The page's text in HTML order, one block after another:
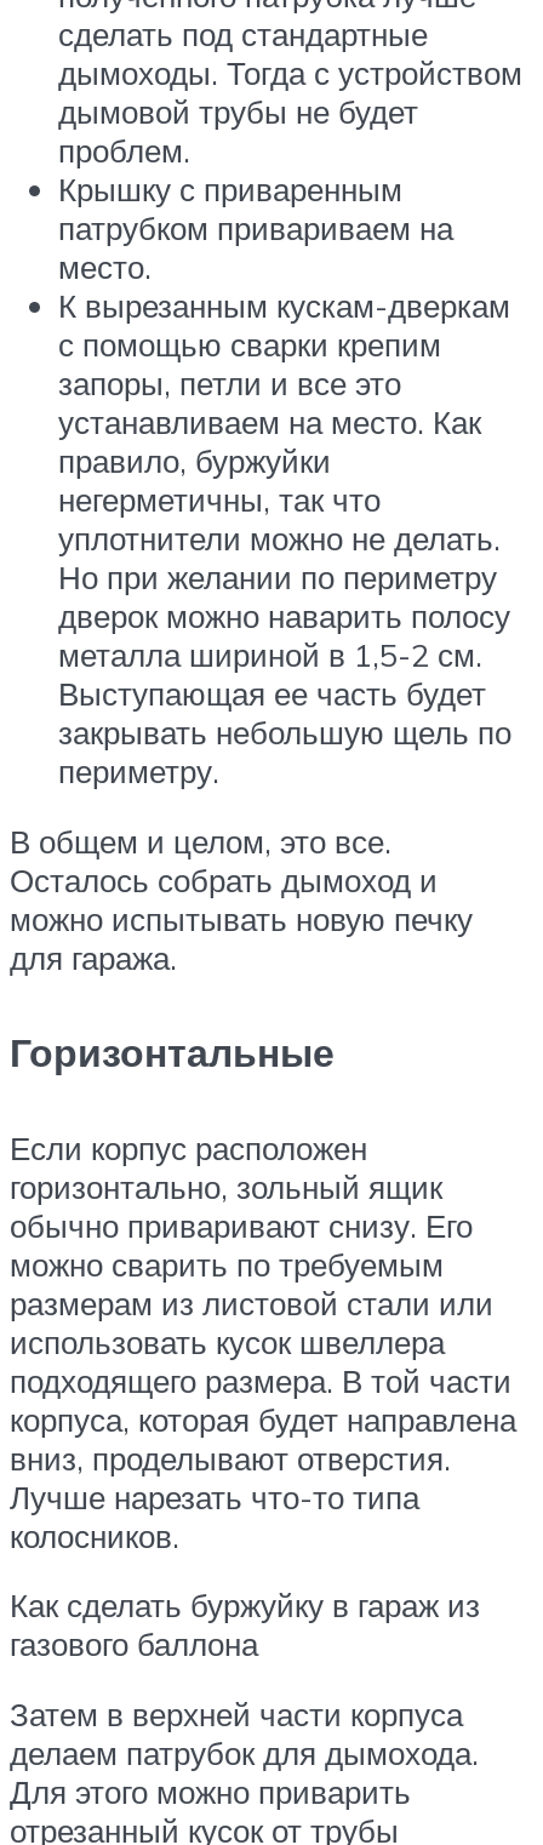
сделать под стандартные
дымоходы. Тогда с устройством
дымовой трубы не будет
проблем.
Крышку с приваренным
патрубком привариваем на
место.
К вырезанным кускам-дверкам
с помощью сварки крепим
запоры, петли и все это
устанавливаем на место. Как
правило, буржуйки
негерметичны, так что
уплотнители можно не делать.
Но при желании по периметру
дверок можно наварить полосу
металла шириной в 1,5-2 см.
Выступающая ее часть будет
закрывать небольшую щель по
периметру.
В общем и целом, это все.
Осталось собрать дымоход и
можно испытывать новую печку
для гаража.
Горизонтальные
Если корпус расположен
горизонтально, зольный ящик
обычно приваривают снизу. Его
можно сварить по требуемым
размерам из листовой стали или
использовать кусок швеллера
подходящего размера. В той части
корпуса, которая будет направлена
вниз, проделывают отверстия.
Лучше нарезать что-то типа
колосников.
Как сделать буржуйку в гараж из
газового баллона
Затем в верхней части корпуса
делаем патрубок для дымохода.
Для этого можно приварить
отрезанный кусок от трубы